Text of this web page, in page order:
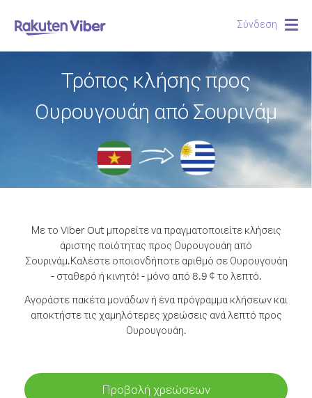
Σύνδεση
Τρόπος κλήσης προς
Ουρουγουάη από Σουρινάμ
Με το Viber Out μπορείτε να πραγματοποιείτε κλήσεις
άριστης ποιότητας προς Ουρουγουάη από
Σουρινάμ.Καλέστε οποιονδήποτε αριθμό σε Ουρουγουάη
- σταθερό ή κινητό! - μόνο από 8.9 ¢ το λεπτό.
Αγοράστε πακέτα μονάδων ή ένα πρόγραμμα κλήσεων και
αποκτήστε τις χαμηλότερες χρεώσεις ανά λεπτό προς
Ουρουγουάη.
Προβολή χρεώσεων